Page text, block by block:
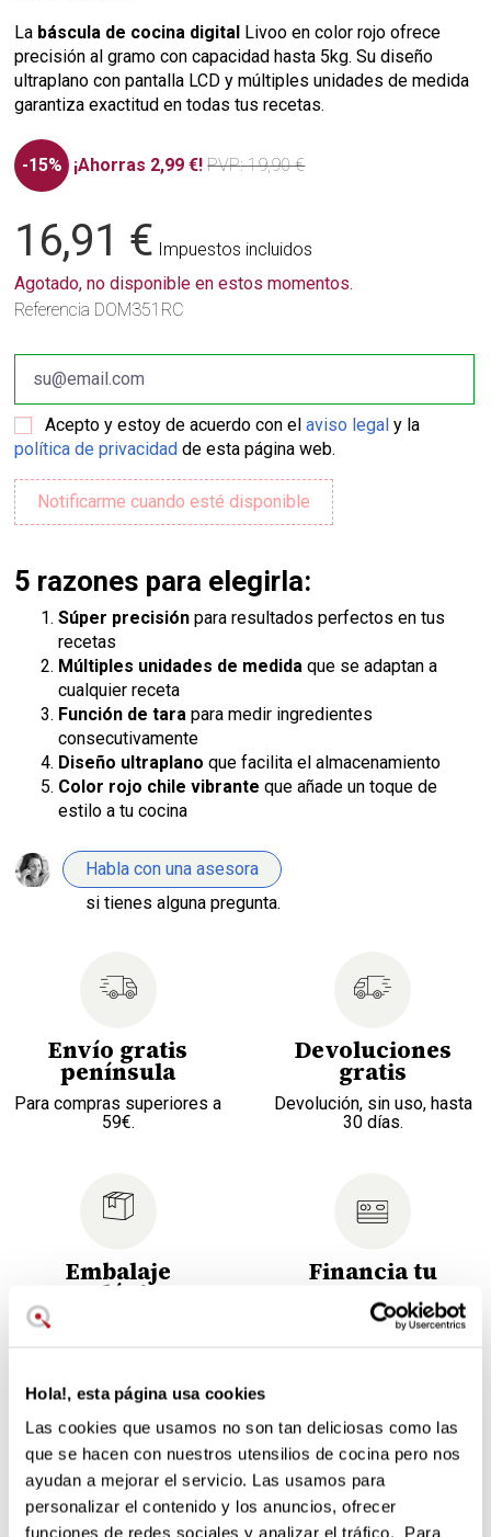
Hola!, esta página usa cookies
Las cookies que usamos no son tan deliciosas como las
que se hacen con nuestros utensilios de cocina pero nos
ayudan a mejorar el servicio. Las usamos para
personalizar el contenido y los anuncios, ofrecer
funciones de redes sociales y analizar el tráfico. Para
La báscula de cocina digital Livoo en color rojo ofrece
precisión al gramo con capacidad hasta 5kg. Su diseño
ultraplano con pantalla LCD y múltiples unidades de medida
garantiza exactitud en todas tus recetas.
-15% ¡Ahorras 2,99 €! PVP: 19,90 €
16,91 € Impuestos incluidos
Agotado, no disponible en estos momentos.
Referencia DOM351RC
Acepto y estoy de acuerdo con elaviso legal y la
política de privacidad de esta página web.
5 razones para elegirla:
Súper precisión para resultados perfectos en tus
recetas
Múltiples unidades de medida que se adaptan a
cualquier receta
Función de tara para medir ingredientes
consecutivamente
Diseño ultraplano que facilita el almacenamiento
Color rojo chile vibrante que añade un toque de
estilo a tu cocina
Habla con una asesora
si tienes alguna pregunta.
Envío gratis
península
Para compras superiores a
59€.
Devoluciones
gratis
Devolución, sin uso, hasta
30 días.
Embalaje
ecológico
No genera residuos
Financia tu
compra
Elige la cuota más cómoda
Pesaje exacto, diseño inspirador
La báscula de cocina Livoo en vibrante color rojo combina
funcionalidad y diseño en un dispositivo compacto. Su
plataforma de pesaje ultraplana con acabado elegante
añade un toque moderno a cualquier cocina.